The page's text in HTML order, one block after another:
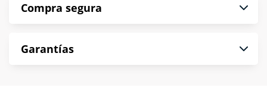
puntualmente. Al finalizar tu compra generas el
*Sujeto a aprobación de crédito conforme a
norma de Muebles América.
Compra segura
compra es segura de principio a fin.
Garantías